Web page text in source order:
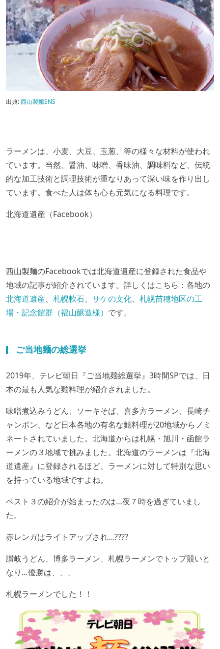
出典:西山製麵SNS
ラーメンは、小麦、大豆、玉葱、等の様々な材料が使われ
ています。当然、醤油、味噌、香味油、調味料など、伝統
的な加工技術と調理技術が重なりあって深い味を作り出し
ています。食べた人は体も心も元気になる料理です。
北海道遺産（Facebook）
西山製麺のFacebookでは北海道遺産に登録された食品や
地域の記事が紹介されています。詳しくはこちら：各地の
北海道遺産、 札幌軟石、 サケの文化、 札幌苗穂地区の工
場・記念館群（福山醸造様） です。
ご当地麺の総選挙
2019年、テレビ朝日『ご当地麺総選挙』3時間SPでは、日
本の最も人気な麺料理が紹介されました。
味噌煮込みうどん、ソーキそば、喜多方ラーメン、長崎チ
ャンポン、など日本各地の有名な麵料理が20地域からノミ
ネートされていました。北海道からは札幌・旭川・函館ラ
ーメンの３地域で挑みました。北海道のラーメンは『北海
道遺産』に登録されるほど、ラーメンに対して特別な思い
を持っている地域ですよね。
ベスト３の紹介が始まったのは…夜７時を過ぎていまし
た。
赤レンガはライトアップされ…????
讃岐うどん、博多ラーメン、札幌ラーメンでトップ競いと
なり…優勝は、、、
札幌ラーメンでした！！